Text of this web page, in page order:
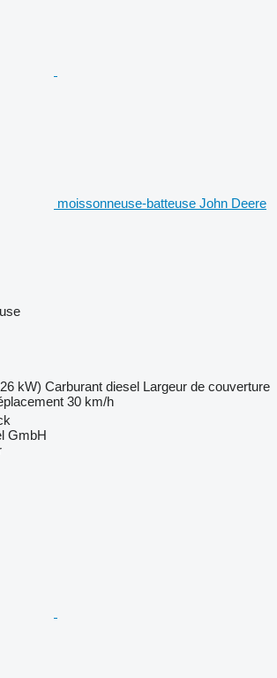
moissonneuse-batteuse John Deere
kW) Carburant diesel Largeur de couverture
30 km/h
GmbH